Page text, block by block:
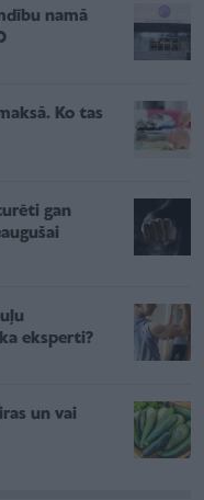
namā
Ko tas
gan
eksperti?
un vai